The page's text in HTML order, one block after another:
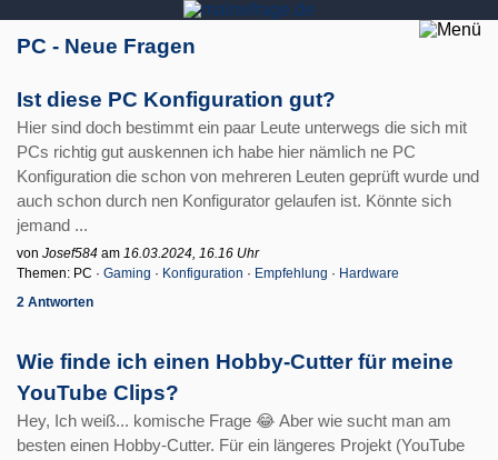
PC - Neue Fragen
Ist diese PC Konfiguration gut?
Hier sind doch bestimmt ein paar Leute unterwegs die sich mit
PCs richtig gut auskennen ich habe hier nämlich ne PC
Konfiguration die schon von mehreren Leuten geprüft wurde und
auch schon durch nen Konfigurator gelaufen ist. Könnte sich
jemand ...
von Josef584 am 16.03.2024, 16.16 Uhr
Themen: PC · Gaming · Konfiguration · Empfehlung · Hardware
2 Antworten
Wie finde ich einen Hobby-Cutter für meine
YouTube Clips?
Hey, Ich weiß... komische Frage 😂 Aber wie sucht man am
besten einen Hobby-Cutter. Für ein längeres Projekt (YouTube